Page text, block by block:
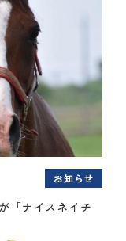
お知らせ
「ナイスネイチ